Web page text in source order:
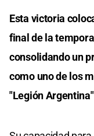
Esta victoria
final de la
consolidando un
como uno de los
"Legión